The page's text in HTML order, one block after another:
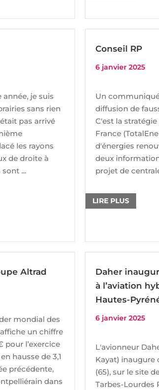
année, je suis
sans rien
pas arrivé
les rayons
de droite à
...
Conseil RP
6 janvier 2025
Un
diffusion de
C'est la
France
d'énergies
deux
projet de
LIRE PLUS
Altrad
mondial des
un chiffre
pour l’exercice
hausse de 3,1
précédente,
dans
Daher
à l’aviation
Hautes-
6 janvier 2025
L'avionneur
Kayat) inaugure
(65), sur le site
Tarbes-Lourdes